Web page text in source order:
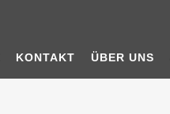
KONTAKT ÜBER UNS